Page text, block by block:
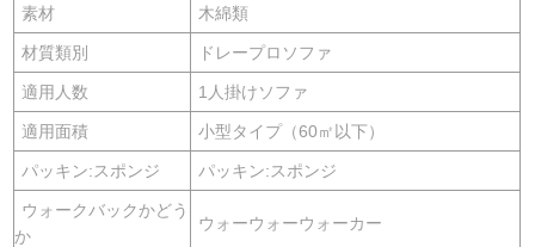
素材 木綿類
材質類別 ドレープロソファ
適用人数 1人掛けソファ
適用面積 小型タイプ（60㎡以下）
パッキン:スポンジ パッキン:スポンジ
ウォークバックかどう
か
ウォーウォーウォーカー